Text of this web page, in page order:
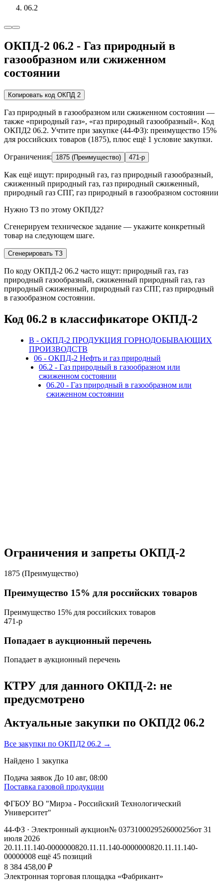
06.2
ОКПД-2 06.2 - Газ природный в
газообразном или сжиженном
состоянии
Копировать код ОКПД 2
Газ природный в газообразном или сжиженном состоянии —
также «природный газ», «газ природный газообразный». Код
ОКПД2 06.2. Учтите при закупке (44-ФЗ): преимущество 15%
для российских товаров (1875), плюс ещё 1 условие закупки.
Ограничения: 1875 (Преимущество) 471-р
Как ещё ищут: природный газ, газ природный газообразный,
сжиженный природный газ, газ природный сжиженный,
природный газ СПГ, газ природный в газообразном состоянии
Нужно ТЗ по этому ОКПД2?
Сгенерируем техническое задание — укажите конкретный
товар на следующем шаге.
Сгенерировать ТЗ
По коду ОКПД-2 06.2 часто ищут: природный газ, газ
природный газообразный, сжиженный природный газ, газ
природный сжиженный, природный газ СПГ, газ природный
в газообразном состоянии.
Код 06.2 в классификаторе ОКПД-2
B - ОКПД-2 ПРОДУКЦИЯ ГОРНОДОБЫВАЮЩИХ
ПРОИЗВОДСТВ
06 - ОКПД-2 Нефть и газ природный
06.2 - Газ природный в газообразном или
сжиженном состоянии
06.20 - Газ природный в газообразном или
сжиженном состоянии
Ограничения и запреты ОКПД-2
1875 (Преимущество)
Преимущество 15% для российских товаров
Преимущество 15% для российских товаров
471-р
Попадает в аукционный перечень
Попадает в аукционный перечень
КТРУ для данного ОКПД-2: не
предусмотрено
Актуальные закупки по ОКПД2 06.2
Все закупки по ОКПД2 06.2 →
Найдено 1 закупка
Подача заявок До 10 авг, 08:00
Поставка газовой продукции
ФГБОУ ВО "Мирэа - Российский Технологический
Университет"
44-ФЗ · Электронный аукцион№ 0373100029526000256от 31
июля 2026
20.11.11.140-0000000820.11.11.140-0000000820.11.11.140-
00000008 ещё 45 позиций
8 384 458,00 ₽
Электронная торговая площадка «Фабрикант»